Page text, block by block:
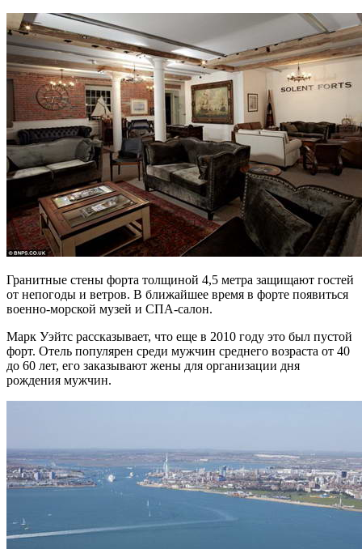
Гранитные стены форта толщиной 4,5 метра защищают гостей
от непогоды и ветров. В ближайшее время в форте появиться
военно-морской музей и СПА-салон.
Марк Уэйтс рассказывает, что еще в 2010 году это был пустой
форт. Отель популярен среди мужчин среднего возраста от 40
до 60 лет, его заказывают жены для организации дня
рождения мужчин.